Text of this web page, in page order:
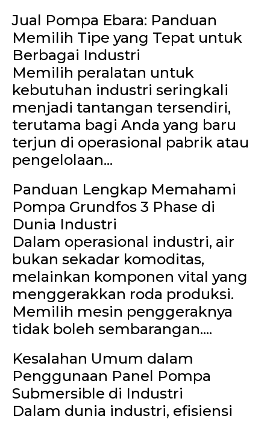
Jual Pompa Ebara: Panduan
Memilih Tipe yang Tepat untuk
Berbagai Industri
Memilih peralatan untuk
kebutuhan industri seringkali
menjadi tantangan tersendiri,
terutama bagi Anda yang baru
terjun di operasional pabrik atau
pengelolaan...
Panduan Lengkap Memahami
Pompa Grundfos 3 Phase di
Dunia Industri
Dalam operasional industri, air
bukan sekadar komoditas,
melainkan komponen vital yang
menggerakkan roda produksi.
Memilih mesin penggeraknya
tidak boleh sembarangan....
Kesalahan Umum dalam
Penggunaan Panel Pompa
Submersible di Industri
Dalam dunia industri, efisiensi